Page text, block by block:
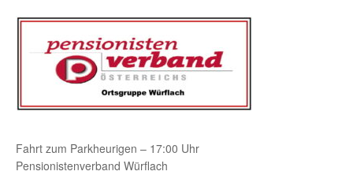
Fahrt zum Parkheurigen – 17:00 Uhr
Pensionistenverband Würflach